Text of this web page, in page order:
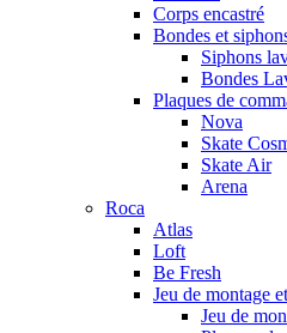
Corps encastré
Bondes et
Siphons
Bondes
Plaques de
Nova
Skate
Skate Air
Arena
Roca
Atlas
Loft
Be Fresh
Jeu de montage
Jeu de